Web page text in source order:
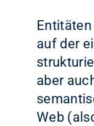
auf der
aber
Web